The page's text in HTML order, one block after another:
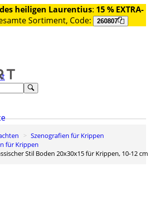
heiligen Laurentius: 15 % EXTRA-
Sortiment, Code: 260807
Szenografien für Krippen
für Krippen
Stil Boden 20x30x15 für Krippen, 10-12 cm